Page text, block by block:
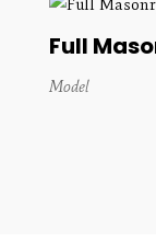
Full
Model